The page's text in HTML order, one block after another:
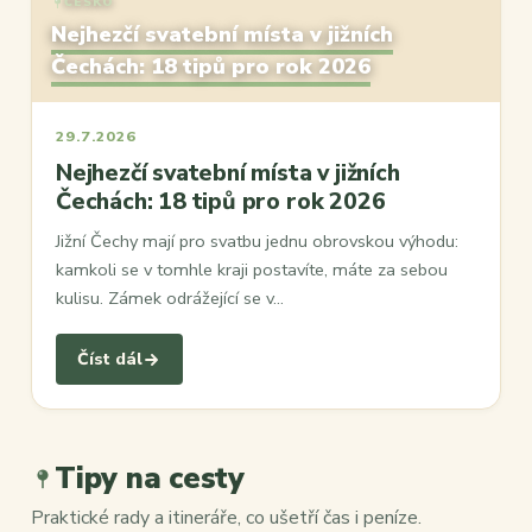
Nejhezčí svatební místa v jižních
Čechách: 18 tipů pro rok 2026
29.7.2026
Nejhezčí svatební místa v jižních
Čechách: 18 tipů pro rok 2026
Jižní Čechy mají pro svatbu jednu obrovskou výhodu:
kamkoli se v tomhle kraji postavíte, máte za sebou
kulisu. Zámek odrážející se v…
Číst dál
Tipy na cesty
Praktické rady a itineráře, co ušetří čas i peníze.